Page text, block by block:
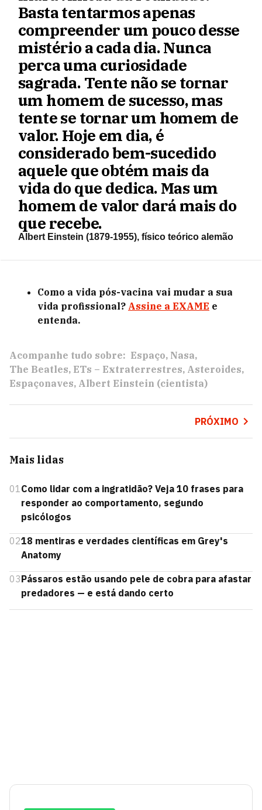
Basta tentarmos apenas
compreender um pouco desse
mistério a cada dia. Nunca
perca uma curiosidade
sagrada. Tente não se tornar
um homem de sucesso, mas
tente se tornar um homem de
valor. Hoje em dia, é
considerado bem-sucedido
aquele que obtém mais da
vida do que dedica. Mas um
homem de valor dará mais do
que recebe.
Albert Einstein (1879-1955), físico teórico alemão
Como a vida pós-vacina vai mudar a sua
vida profissional? Assine a EXAME e
entenda.
Acompanhe tudo sobre: Espaço Nasa
The Beatles ETs – Extraterrestres Asteroides
Espaçonaves Albert Einstein (cientista)
PRÓXIMO
Mais lidas
01Como lidar com a ingratidão? Veja 10 frases para
responder ao comportamento, segundo
psicólogos
0218 mentiras e verdades científicas em Grey's
Anatomy
03Pássaros estão usando pele de cobra para afastar
predadores — e está dando certo